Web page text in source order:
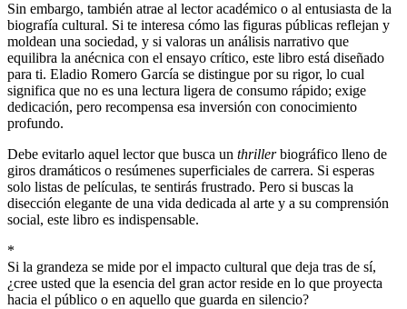
Sin embargo, también atrae al lector académico o al entusiasta de la
biografía cultural. Si te interesa cómo las figuras públicas reflejan y
moldean una sociedad, y si valoras un análisis narrativo que
equilibra la anécnica con el ensayo crítico, este libro está diseñado
para ti. Eladio Romero García se distingue por su rigor, lo cual
significa que no es una lectura ligera de consumo rápido; exige
dedicación, pero recompensa esa inversión con conocimiento
profundo.
Debe evitarlo aquel lector que busca un thrillerbiográfico lleno de
giros dramáticos o resúmenes superficiales de carrera. Si esperas
solo listas de películas, te sentirás frustrado. Pero si buscas la
disección elegante de una vida dedicada al arte y a su comprensión
social, este libro es indispensable.
*
Si la grandeza se mide por el impacto cultural que deja tras de sí,
¿cree usted que la esencia del gran actor reside en lo que proyecta
hacia el público o en aquello que guarda en silencio?